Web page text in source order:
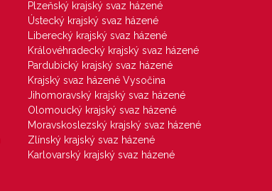
Plzeňský krajský svaz házené
Ústecký krajský svaz házené
Liberecký krajský svaz házené
Královéhradecký krajský svaz házené
Pardubický krajský svaz házené
Krajský svaz házené Vysočina
Jihomoravský krajský svaz házené
Olomoucký krajský svaz házené
Moravskoslezský krajský svaz házené
Zlínský krajský svaz házené
Karlovarský krajský svaz házené